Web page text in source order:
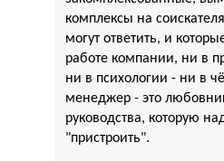
комплексы на
могут ответить, и
работе компании, ни в
ни в психологии - ни в
менеджер - это
руководства, которую
"пристроить".